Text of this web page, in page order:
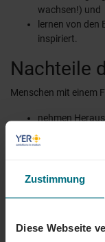
Zustimmung
Diese Webseite
wachsen!) und
lernen von
inspiriert.
Nachteile
Menschen mit einem
nehmen
geben bei
sehen
sind im